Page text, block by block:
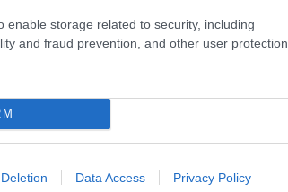
enable storage related to security, including
and fraud prevention, and other user protection.
Data Access Privacy Policy